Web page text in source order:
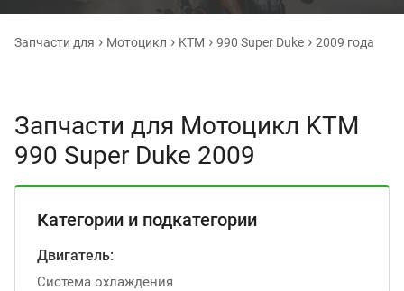
Запчасти для Мотоцикл KTM 990 Super Duke 2009 года
Запчасти для Мотоцикл KTM
990 Super Duke 2009
Категории и подкатегории
Двигатель:
Система охлаждения